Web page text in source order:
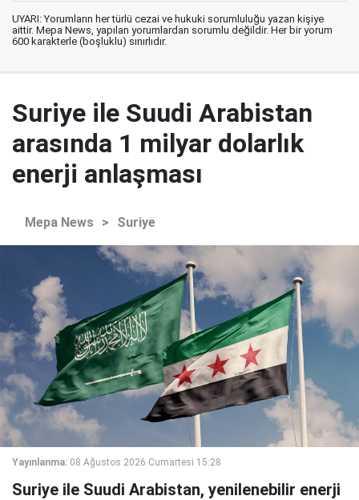
UYARI: Yorumların her türlü cezai ve hukuki sorumluluğu yazan kişiye
aittir. Mepa News, yapılan yorumlardan sorumlu değildir. Her bir yorum
600 karakterle (boşluklu) sınırlıdır.
Suriye ile Suudi Arabistan
arasında 1 milyar dolarlık
enerji anlaşması
Mepa News > Suriye
Yayınlanma: 08 Ağustos 2026 Cumartesi 15:28
Suriye ile Suudi Arabistan, yenilenebilir enerji